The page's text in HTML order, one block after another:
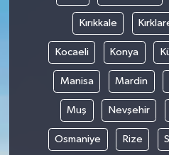
Kırıkkale
Kocaeli Konya
Manisa Mardin
Muş Nevşehir
Osmaniye Rize